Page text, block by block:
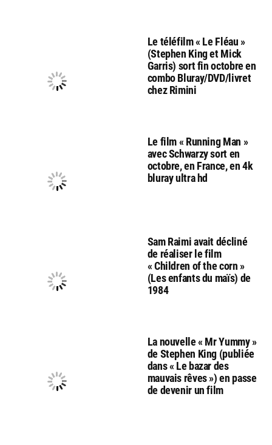
Le téléfilm « Le Fléau »
(Stephen King et Mick
Garris) sort fin octobre en
combo Bluray/DVD/livret
chez Rimini
Le film « Running Man »
avec Schwarzy sort en
octobre, en France, en 4k
bluray ultra hd
Sam Raimi avait décliné
de réaliser le film
« Children of the corn »
(Les enfants du maïs) de
1984
La nouvelle « Mr Yummy »
de Stephen King (publiée
dans « Le bazar des
mauvais rêves ») en passe
de devenir un film